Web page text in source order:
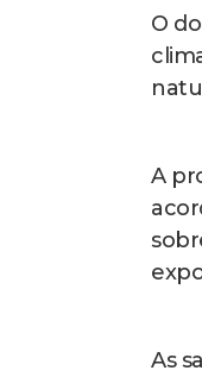
O
A
As